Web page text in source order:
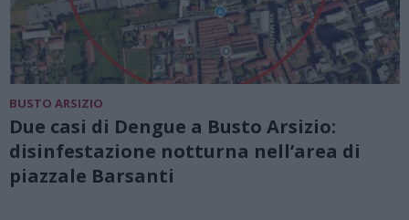
BUSTO ARSIZIO
Due casi di Dengue a Busto Arsizio:
disinfestazione notturna nell’area di
piazzale Barsanti